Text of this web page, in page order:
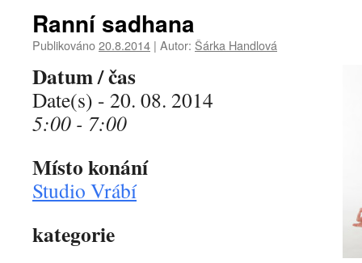
Ranní sadhana
Publikováno20.8.2014 | Autor: Šárka Handlová
Datum / čas
Date(s) - 20. 08. 2014
5:00 - 7:00
Místo konání
Studio Vrábí
kategorie